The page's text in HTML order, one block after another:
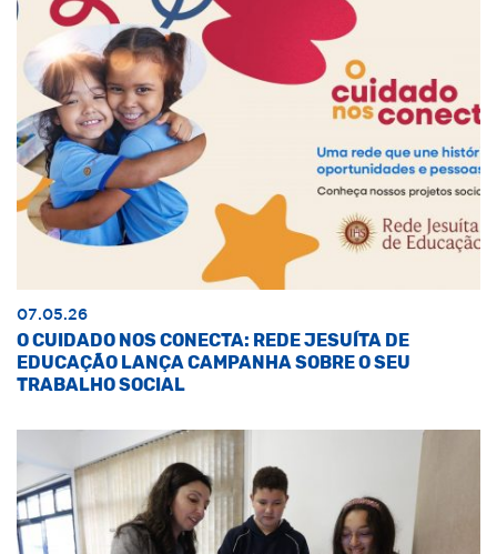
07.05.26
O CUIDADO NOS CONECTA: REDE JESUÍTA DE
EDUCAÇÃO LANÇA CAMPANHA SOBRE O SEU
TRABALHO SOCIAL